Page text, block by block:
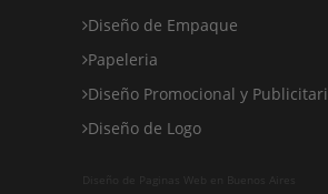
Diseño de Empaque
Papeleria
Diseño Promocional y
Diseño de Logo
Diseño de Paginas Web en Buenos Aires